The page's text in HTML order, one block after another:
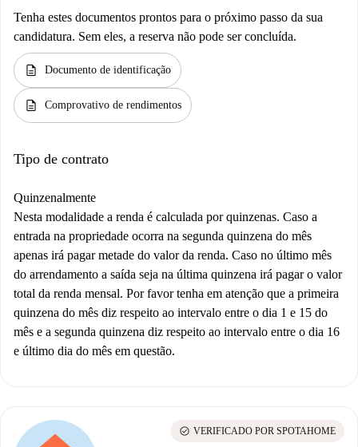
Tenha estes documentos prontos para o próximo passo da sua
candidatura. Sem eles, a reserva não pode ser concluída.
description Documento de identificação
description Comprovativo de rendimentos
Tipo de contrato
Quinzenalmente
Nesta modalidade a renda é calculada por quinzenas. Caso a
entrada na propriedade ocorra na segunda quinzena do mês
apenas irá pagar metade do valor da renda. Caso no último mês
do arrendamento a saída seja na última quinzena irá pagar o valor
total da renda mensal. Por favor tenha em atenção que a primeira
quinzena do mês diz respeito ao intervalo entre o dia 1 e 15 do
mês e a segunda quinzena diz respeito ao intervalo entre o dia 16
e último dia do mês em questão.
check_circle VERIFICADO POR SPOTAHOME